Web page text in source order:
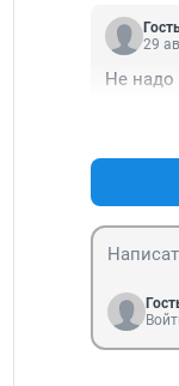
29
Не надо